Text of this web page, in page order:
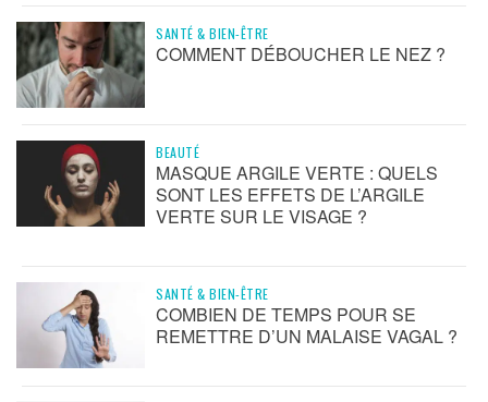
SANTÉ & BIEN-ÊTRE
COMMENT DÉBOUCHER LE NEZ ?
BEAUTÉ
MASQUE ARGILE VERTE : QUELS
SONT LES EFFETS DE L’ARGILE
VERTE SUR LE VISAGE ?
SANTÉ & BIEN-ÊTRE
COMBIEN DE TEMPS POUR SE
REMETTRE D’UN MALAISE VAGAL ?